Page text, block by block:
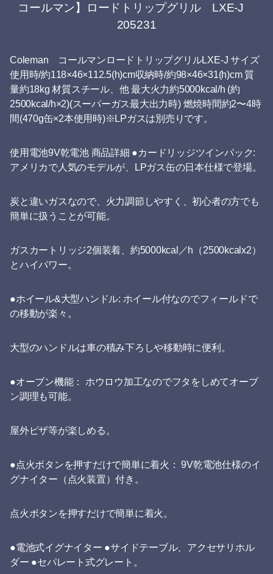
コールマン】ロードトリップグリル LXE-J
205231
Coleman コールマンロードトリップグリルLXE-J サイズ
使用時/約118×46×112.5(h)cm収納時/約98×46×31(h)cm 質
量約18kg 材質スチール、他 最大火力約5000kcal/h (約
2500kcal/h×2)(スーパーガス最大出力時) 燃焼時間約2〜4時
間(470g缶×2本使用時)※LPガスは別売りです。
使用電池9V乾電池 商品詳細 ●カードリッジツインパック:
アメリカで人気のモデルが、LPガス缶の日本仕様で登場。
炭と違いガスなので、火力調節しやすく、初心者の方でも
簡単に扱うことが可能。
ガスカートリッジ2個装着、約5000kcal／h（2500kcalx2）
とハイパワー。
●ホイール&大型ハンドル: ホイール付なのでフィールドで
の移動が楽々。
大型のハンドルは車の積み下ろしや移動時に便利。
●オーブン機能： ホウロウ加工なのでフタをしめてオーブ
ン調理も可能。
屋外ピザ等が楽しめる。
●点火ボタンを押すだけで簡単に着火： 9V乾電池仕様のイ
グナイター（点火装置）付き。
点火ボタンを押すだけで簡単に着火。
●電池式イグナイター ●サイドテーブル、アクセサリホル
ダー ●セパレート式グレート。